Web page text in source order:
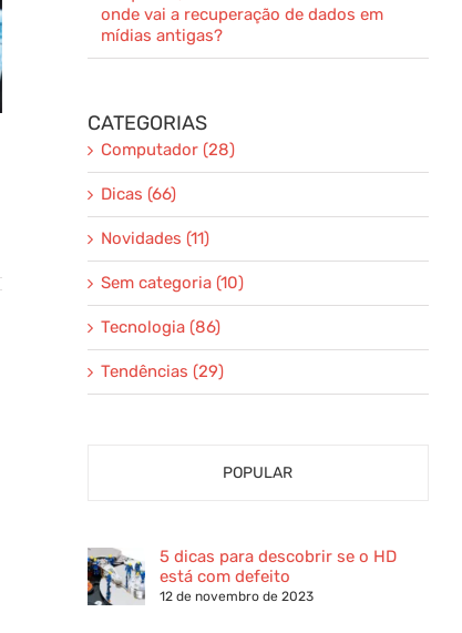
onde vai a recuperação de dados em
mídias antigas?
CATEGORIAS
Computador (28)
Dicas (66)
Novidades (11)
Sem categoria (10)
Tecnologia (86)
Tendências (29)
POPULAR
5 dicas para descobrir se o HD
está com defeito
12 de novembro de 2023